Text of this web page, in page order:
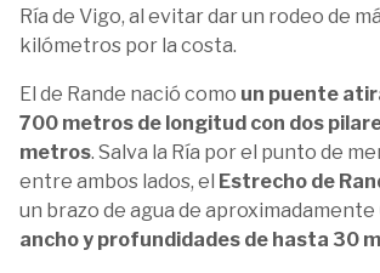
Ría de Vigo, al evitar dar un rodeo de
kilómetros por la costa.
El de Rande nació como un puente
700 metros de longitud con dos
metros. Salva la Ría por el punto de
entre ambos lados, el Estrecho de
un brazo de agua de aproximadamente
ancho y profundidades de hasta 30